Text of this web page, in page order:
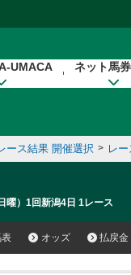
UMACA ネット馬
ース結果 開催選択 > レ
曜）1回新潟4日 1レース
オッズ 払戻金